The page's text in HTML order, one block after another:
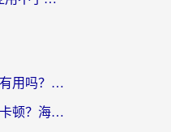
在国外打鸣潮用加速器有用吗？安全吗？海外玩家国服游戏加速全指南
德国怎么玩地鼠传奇不卡顿？海外党国服游戏加速全攻略（含战双EVE实用指南）